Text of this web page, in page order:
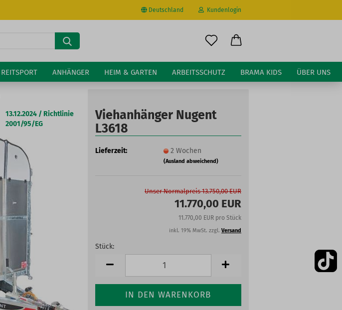
Deutschland
Lieferland
Kundenlogin
E-Mail
Konto erstellen
Suche...
REITSPORT ANHÄNGER HEIM & GARTEN ARBEITSSCHUTZ BRAMA KIDS ÜBER UNS
13.12.2024 / Richtlinie
2001/95/EG
Viehanhänger Nugent
L3618
Lieferzeit: 2 Wochen
(Ausland abweichend)
Unser Normalpreis 13.750,00 EUR
11.770,00 EUR
11.770,00 EUR pro Stück
inkl. 19% MwSt. zzgl. Versand
Stück:
Stück